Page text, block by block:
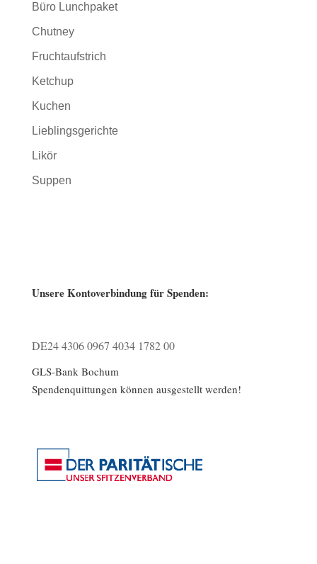
Büro Lunchpaket
Chutney
Fruchtaufstrich
Ketchup
Kuchen
Lieblingsgerichte
Likör
Suppen
Unsere Kontoverbindung für Spenden:
DE24 4306 0967 4034 1782 00
GLS-Bank Bochum
Spendenquittungen können ausgestellt werden!